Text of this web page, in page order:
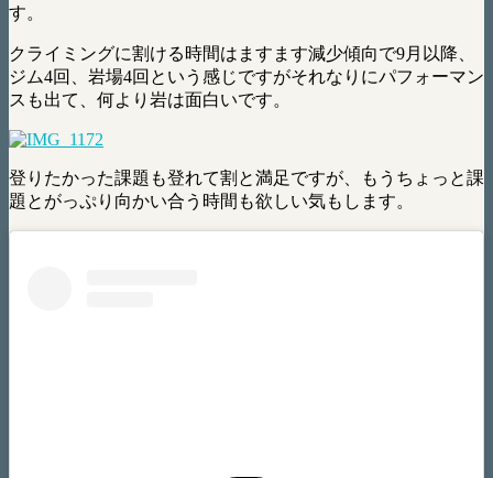
す。
クライミングに割ける時間はますます減少傾向で9月以降、
ジム4回、岩場4回という感じですがそれなりにパフォーマン
スも出て、何より岩は面白いです。
登りたかった課題も登れて割と満足ですが、もうちょっと課
題とがっぷり向かい合う時間も欲しい気もします。